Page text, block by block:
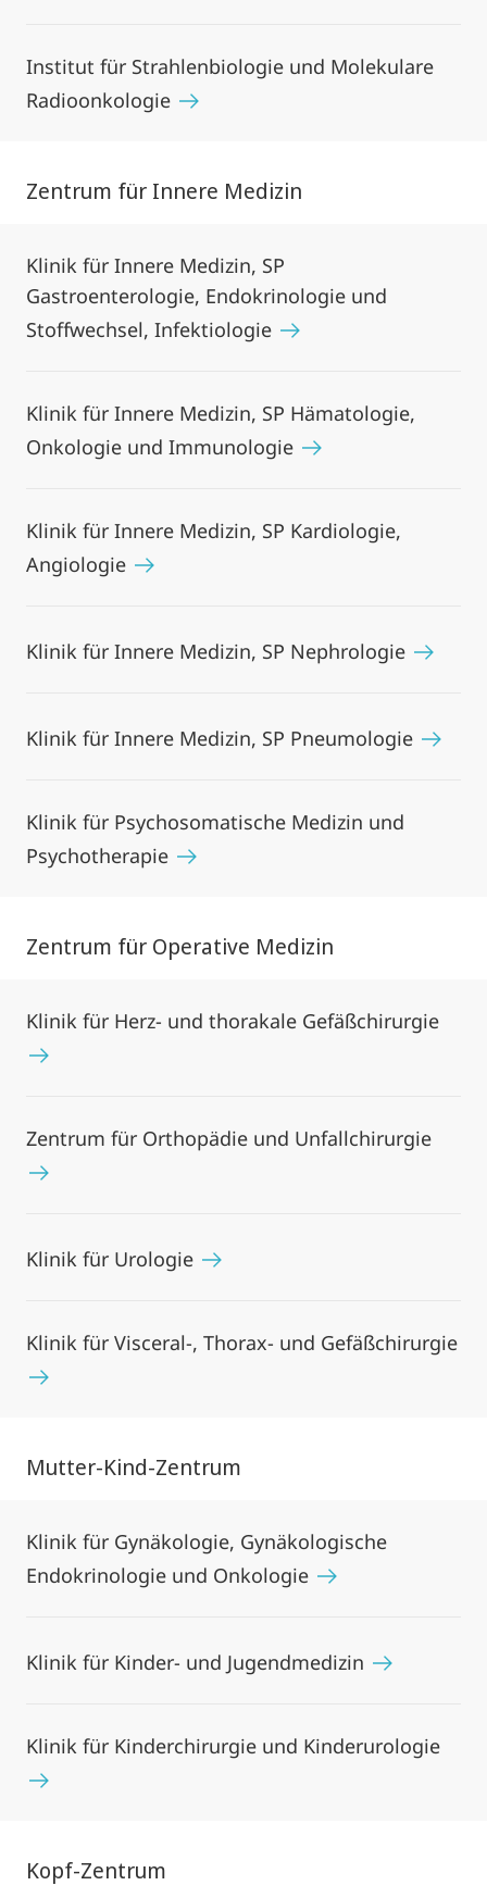
Institut für Strahlenbiologie und Molekulare
Radioonkologie
Zentrum für Innere Medizin
Klinik für Innere Medizin, SP
Gastroenterologie, Endokrinologie und
Stoffwechsel, Infektiologie
Klinik für Innere Medizin, SP Hämatologie,
Onkologie und Immunologie
Klinik für Innere Medizin, SP Kardiologie,
Angiologie
Klinik für Innere Medizin, SP Nephrologie
Klinik für Innere Medizin, SP Pneumologie
Klinik für Psychosomatische Medizin und
Psychotherapie
Zentrum für Operative Medizin
Klinik für Herz- und thorakale Gefäßchirurgie
Zentrum für Orthopädie und Unfallchirurgie
Klinik für Urologie
Klinik für Visceral-, Thorax- und Gefäßchirurgie
Mutter-Kind-Zentrum
Klinik für Gynäkologie, Gynäkologische
Endokrinologie und Onkologie
Klinik für Kinder- und Jugendmedizin
Klinik für Kinderchirurgie und Kinderurologie
Kopf-Zentrum